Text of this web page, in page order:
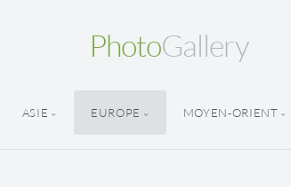
PhotoGallery
ASIE EUROPE MOYEN-ORIENT